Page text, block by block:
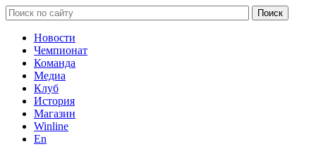
Новости
Чемпионат
Команда
Медиа
Клуб
История
Магазин
Winline
En